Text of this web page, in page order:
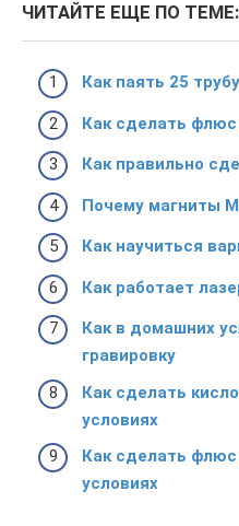
ЧИТАЙТЕ ЕЩЕ ПО ТЕМЕ:
Как паять 25 трубу
Как сделать
Как правильно
Почему магниты
Как научиться
Как работает
Как в домашних
гравировку
Как сделать
условиях
Как сделать
условиях